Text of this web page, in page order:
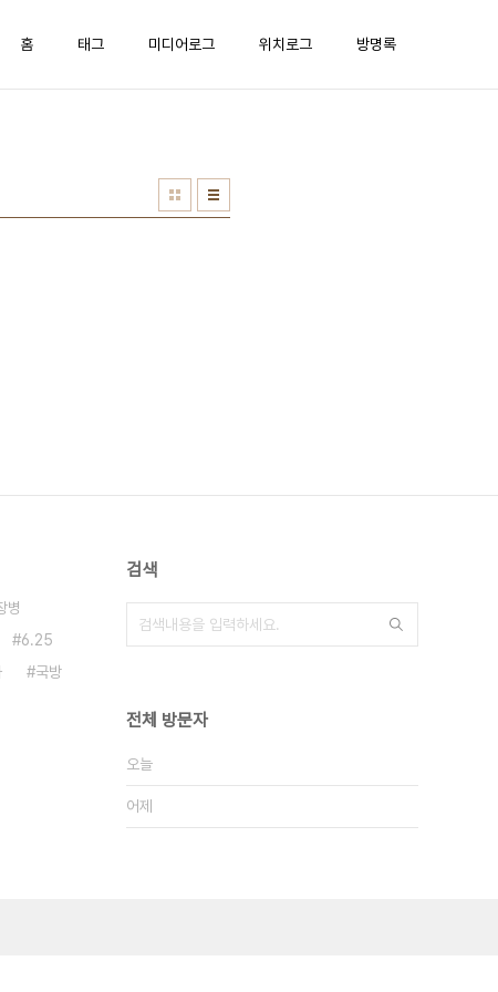
홈 태그 미디어로그 위치로그 방명록
병
6.25
국방
검색
전체 방문자
오늘
어제